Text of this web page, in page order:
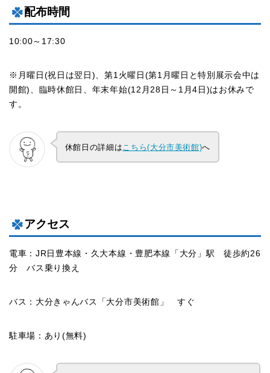
配布時間
10:00～17:30
※月曜日(祝日は翌日)、第1火曜日(第1月曜日と特別展示会中は
開館)、臨時休館日、年末年始(12月28日～1月4日)はお休みで
す。
休館日の詳細は こちら(大分市美術館)へ
アクセス
電車：JR日豊本線・久大本線・豊肥本線「大分」駅 徒歩約26
分 バス乗り換え
バス：大分きゃんバス「大分市美術館」 すぐ
駐車場：あり(無料)